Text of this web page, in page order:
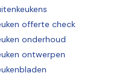
offerte check
onderhoud
ontwerpen